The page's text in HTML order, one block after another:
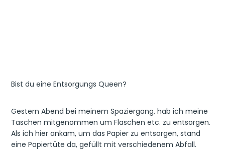
Bist du eine Entsorgungs Queen?
Gestern Abend bei meinem Spaziergang, hab ich meine
Taschen mitgenommen um Flaschen etc. zu entsorgen.
Als ich hier ankam, um das Papier zu entsorgen, stand
eine Papiertüte da, gefüllt mit verschiedenem Abfall.